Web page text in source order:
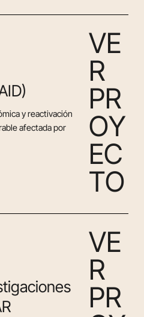
y reactivación
afectada por
VE
R
PR
OY
EC
TO
VE
R
PR